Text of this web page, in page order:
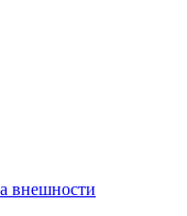
внешности